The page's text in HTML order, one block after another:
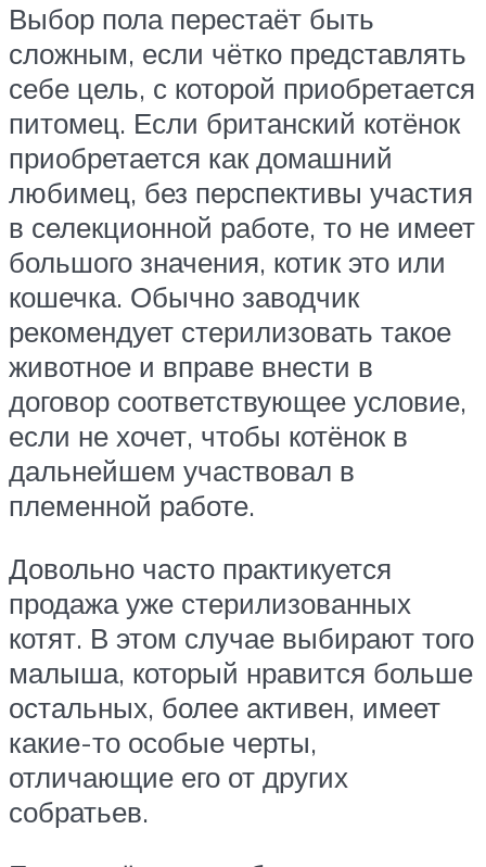
Выбор пола перестаёт быть
сложным, если чётко представлять
себе цель, с которой приобретается
питомец. Если британский котёнок
приобретается как домашний
любимец, без перспективы участия
в селекционной работе, то не имеет
большого значения, котик это или
кошечка. Обычно заводчик
рекомендует стерилизовать такое
животное и вправе внести в
договор соответствующее условие,
если не хочет, чтобы котёнок в
дальнейшем участвовал в
племенной работе.
Довольно часто практикуется
продажа уже стерилизованных
котят. В этом случае выбирают того
малыша, который нравится больше
остальных, более активен, имеет
какие-то особые черты,
отличающие его от других
собратьев.